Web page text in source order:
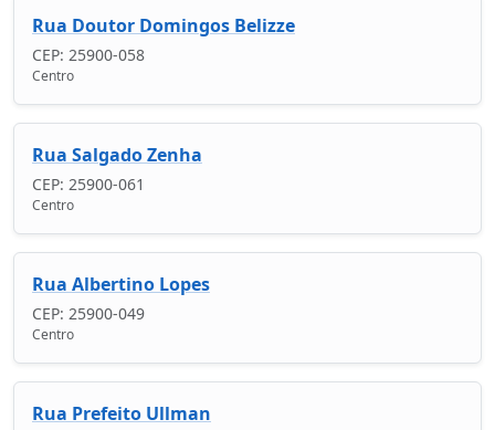
Rua Doutor Domingos Belizze
CEP: 25900-058
Centro
Rua Salgado Zenha
CEP: 25900-061
Centro
Rua Albertino Lopes
CEP: 25900-049
Centro
Rua Prefeito Ullman